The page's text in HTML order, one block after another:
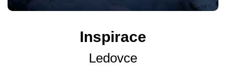
Inspirace
Ledovce